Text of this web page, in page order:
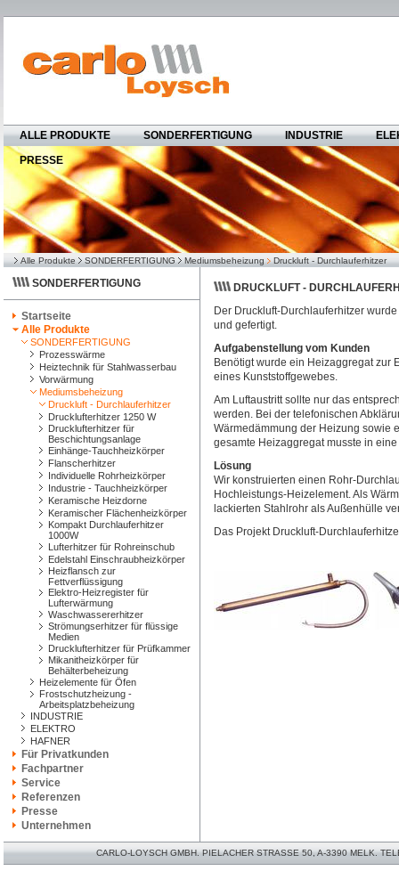
ALLE PRODUKTE SONDERFERTIGUNG INDUSTRIE
PRESSE
Alle Produkte SONDERFERTIGUNG Mediumsbeheizung Druckluft - Durchlauferhitzer
SONDERFERTIGUNG
Startseite
Alle Produkte
SONDERFERTIGUNG
Prozesswärme
Heiztechnik für Stahlwasserbau
Vorwärmung
Mediumsbeheizung
Druckluft - Durchlauferhitzer
Drucklufterhitzer 1250 W
Drucklufterhitzer für
Beschichtungsanlage
Einhänge-Tauchheizkörper
Flanscherhitzer
Individuelle Rohrheizkörper
Industrie - Tauchheizkörper
Keramische Heizdorne
Keramischer Flächenheizkörper
Kompakt Durchlauferhitzer
1000W
Lufterhitzer für Rohreinschub
Edelstahl Einschraubheizkörper
Heizflansch zur
Fettverflüssigung
Elektro-Heizregister für
Lufterwärmung
Waschwassererhitzer
Strömungserhitzer für flüssige
Medien
Drucklufterhitzer für Prüfkammer
Mikanitheizkörper für
Behälterbeheizung
Heizelemente für Öfen
Frostschutzheizung -
Arbeitsplatzbeheizung
INDUSTRIE
ELEKTRO
HAFNER
Für Privatkunden
Fachpartner
Service
Referenzen
Presse
Unternehmen
DRUCKLUFT -
Der Druckluft-Durchlauferhitzer
und gefertigt.
Aufgabenstellung vom Kunden
Benötigt wurde ein Heizaggregat zur
eines Kunststoffgewebes.
Am Luftaustritt sollte nur das
werden. Bei der telefonischen
Wärmedämmung der Heizung sowie
gesamte Heizaggregat musste in
Lösung
Wir konstruierten einen Rohr-
Hochleistungs-Heizelement. Als
lackierten Stahlrohr als Außenhülle
Das Projekt Druckluft-
CARLO-LOYSCH GMBH. PIELACHER STRASSE 50, A-3390 MELK.